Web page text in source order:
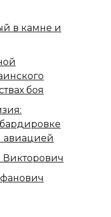
в камне и
боя
авиацией
Викторович